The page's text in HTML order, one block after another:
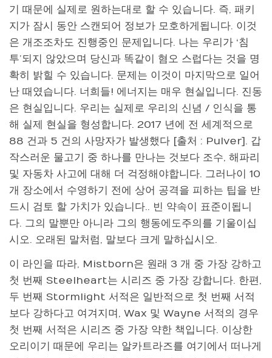
기 때문에 실제로 원하는대로 할 수 있습니다. 즉, 패키
지가 잠시 동안 스캔되어 정보가 모호하게됩니다. 이것
은 개조조차도 진행중인 문제입니다. 나는 우리가 ‘침
투’되지 않았으며 당신과 똑같이 혐오 스럽다는 것을 명
확히 밝힐 수 있습니다. 문제는 이것이 마지막으로 일어
난 때였습니다. 너희들! 에너지는 매우 현실입니다. 진동
은 현실입니다. 우리는 실제로 우리의 신념 / 인식을 통
해 실제 현실을 형성합니다. 2017 년에 전 세계적으로
88 건과 5 건의 사망자가 발생했다 [출처 : Pulver]. 갑
작스러운 물고기 중 하나를 만나는 것보다 조수, 해파리
및 자동차 사고에 대해 더 걱정해야합니다. 그러나이 10
개 장소에서 수영하기 전에 상어 공격을 피하는 팁을 반
드시 검토 할 가치가 있습니다.. 빈 약속이 표준이됩니
다. 그의 말뿐만 아니라 그의 행동에도주의를 기울이십
시오. 오래된 말처럼, 말보다 크게 말하십시오.
이 라인을 따라, Mistborn은 원래 3 개 중 가장 강하고
첫 번째 Steelheart는 시리즈 중 가장 강합니다. 한편,
두 번째 Stormlight 서적은 일반적으로 첫 번째 서적
보다 강하다고 여겨지며, Wax 및 Wayne 서적의 경우
첫 번째 서적은 시리즈 중 가장 약한 책입니다. 이상한
오리이기 때문에 우리는 알카트라즈를 여기에서 떠나게